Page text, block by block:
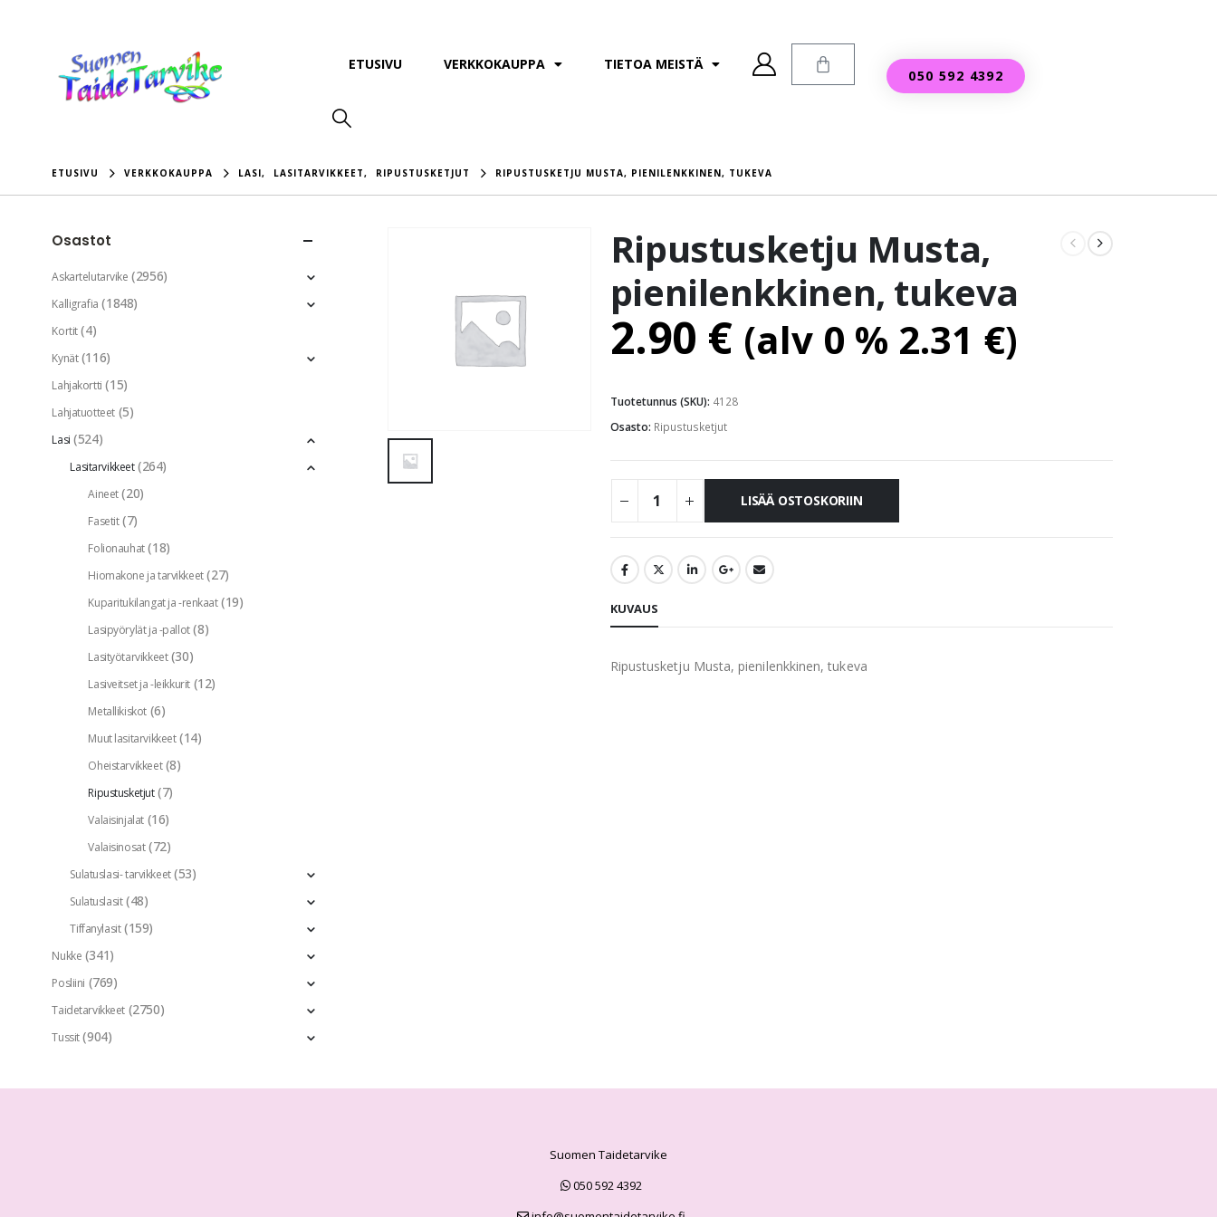
ETUSIVU VERKKOKAUPPA TIETOA MEISTÄ
050 592 4392
ETUSIVU VERKKOKAUPPA LASI, LASITARVIKKEET, RIPUSTUSKETJUT RIPUSTUSKETJU MUSTA, PIENILENKKINEN, TUKEVA
Ripustusketju Musta,
pienilenkkinen, tukeva
2.90 € (alv 0 % 2.31 €)
Tuotetunnus (SKU): 4128
Osasto: Ripustusketjut
LISÄÄ OSTOSKORIIN
KUVAUS
Ripustusketju Musta, pienilenkkinen, tukeva
Osastot
Askartelutarvike (2956)
Kalligrafia (1848)
Kortit (4)
Kynät (116)
Lahjakortti (15)
Lahjatuotteet (5)
Lasi (524)
Lasitarvikkeet (264)
Aineet (20)
Fasetit (7)
Folionauhat (18)
Hiomakone ja tarvikkeet (27)
Kuparitukilangat ja -renkaat (19)
Lasipyörylät ja -pallot (8)
Lasityötarvikkeet (30)
Lasiveitset ja -leikkurit (12)
Metallikiskot (6)
Muut lasitarvikkeet (14)
Oheistarvikkeet (8)
Ripustusketjut (7)
Valaisinjalat (16)
Valaisinosat (72)
Sulatuslasi- tarvikkeet (53)
Sulatuslasit (48)
Tiffanylasit (159)
Nukke (341)
Posliini (769)
Taidetarvikkeet (2750)
Tussit (904)
Suomen Taidetarvike
050 592 4392